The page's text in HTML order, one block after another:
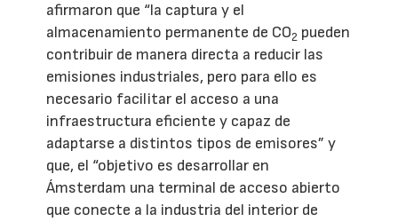
afirmaron que “la captura y el
almacenamiento permanente de CO2 pueden
contribuir de manera directa a reducir las
emisiones industriales, pero para ello es
necesario facilitar el acceso a una
infraestructura eficiente y capaz de
adaptarse a distintos tipos de emisores” y
que, el “objetivo es desarrollar en
Ámsterdam una terminal de acceso abierto
que conecte a la industria del interior de